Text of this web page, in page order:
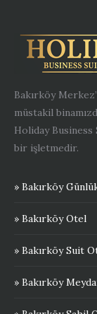
Bakırköy
müstakil
Holiday Business
bir işletmedir.
» Bakırköy
» Bakırköy Otel
» Bakırköy Suit
» Bakırköy